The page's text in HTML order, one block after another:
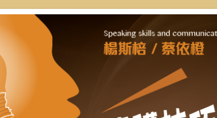
坊 | 新思惟國際
理念型與專業型演講的規劃